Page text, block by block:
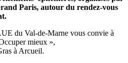
Paris, autour du rendez-vous
du Val-de-Marne vous convie à
mieux »,
à Arcueil.